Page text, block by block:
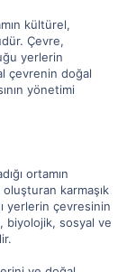
kültürel,
Çevre,
yerlerin
çevrenin doğal
yönetimi
ortamın
karmaşık
yerlerin çevresinin
biyolojik, sosyal ve